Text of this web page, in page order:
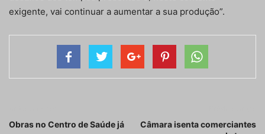
exigente, vai continuar a aumentar a sua produção”.
Obras no Centro de Saúde já
Câmara isenta comerciantes